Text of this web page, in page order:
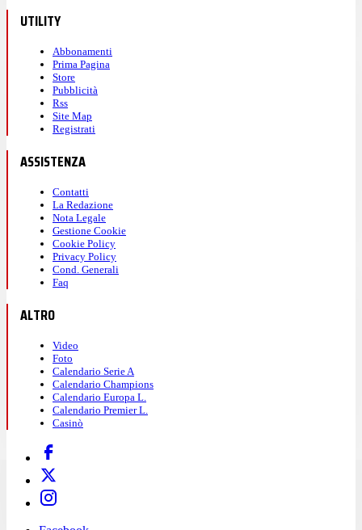
UTILITY
Abbonamenti
Prima Pagina
Store
Pubblicità
Rss
Site Map
Registrati
ASSISTENZA
Contatti
La Redazione
Nota Legale
Gestione Cookie
Cookie Policy
Privacy Policy
Cond. Generali
Faq
ALTRO
Video
Foto
Calendario Serie A
Calendario Champions
Calendario Europa L.
Calendario Premier L.
Casinò